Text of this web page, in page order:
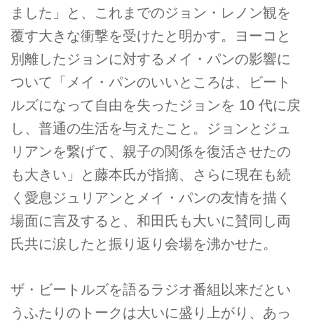
ました」と、これまでのジョン・レノン観を
覆す大きな衝撃を受けたと明かす。ヨーコと
別離したジョンに対するメイ・パンの影響に
ついて「メイ・パンのいいところは、ビート
ルズになって自由を失ったジョンを 10 代に戻
し、普通の生活を与えたこと。ジョンとジュ
リアンを繋げて、親子の関係を復活させたの
も大きい」と藤本氏が指摘、さらに現在も続
く愛息ジュリアンとメイ・パンの友情を描く
場面に言及すると、和田氏も大いに賛同し両
氏共に涙したと振り返り会場を沸かせた。
ザ・ビートルズを語るラジオ番組以来だとい
うふたりのトークは大いに盛り上がり、あっ